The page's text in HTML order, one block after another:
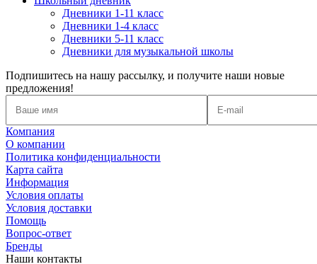
Дневники 1-11 класс
Дневники 1-4 класс
Дневники 5-11 класс
Дневники для музыкальной школы
Подпишитесь на нашу рассылку, и получите наши новые
предложения!
Компания
О компании
Политика конфиденциальности
Карта сайта
Информация
Условия оплаты
Условия доставки
Помощь
Вопрос-ответ
Бренды
Наши контакты